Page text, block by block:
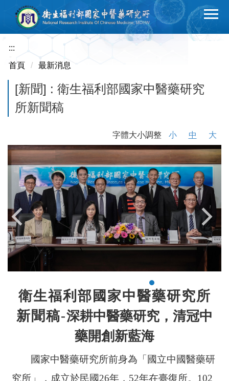
主
要
容
區
:::
首頁
最新消息
[新聞] : 衛生福利部國家中醫藥研究
所新聞稿
字體大小調整 小 中 大
衛生福利部國家中醫藥研究所
新聞稿-深耕中醫藥研究，清冠中
藥開創新藍海
國家中醫藥研究所前身為「 國立中國醫藥研
究所」，成立於民國26年， 52年在臺復所。 102